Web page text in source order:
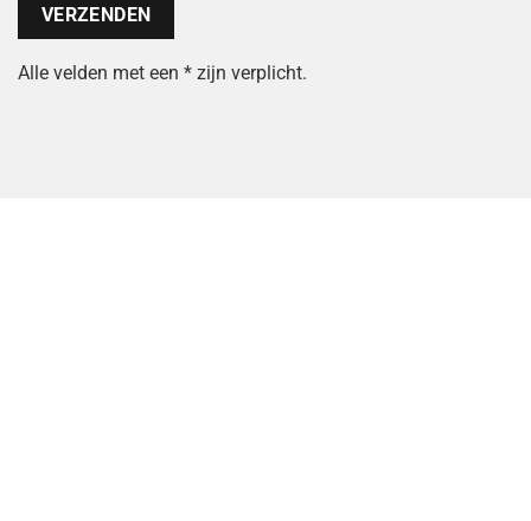
Alle velden met een * zijn verplicht.